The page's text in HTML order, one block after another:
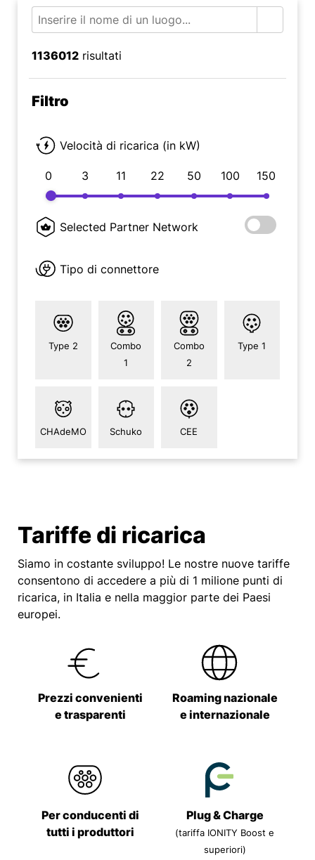
1136012 risultati
Filtro
Velocità di ricarica (in kW)
0 3 11 22 50 100 150
Selected Partner Network
Tipo di connettore
Type 2
Combo
1
Combo
2
Type 1
CHAdeMO Schuko CEE
Tariffe di ricarica
Siamo in costante sviluppo! Le nostre nuove tariffe
consentono di accedere a più di 1 milione punti di
ricarica, in Italia e nella maggior parte dei Paesi
europei.
Prezzi convenienti
e trasparenti
Roaming nazionale
e internazionale
Per conducenti di
tutti i produttori
Plug & Charge
(tariffa IONITY Boost e
superiori)